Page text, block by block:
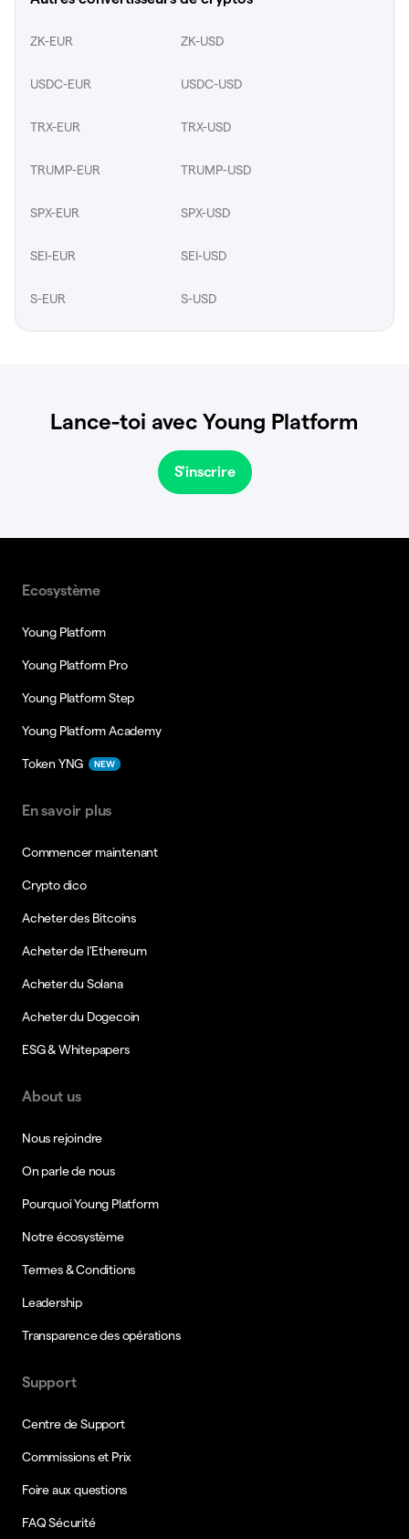
ZK-EUR ZK-USD
USDC-EUR USDC-USD
TRX-EUR TRX-USD
TRUMP-EUR TRUMP-USD
SPX-EUR SPX-USD
SEI-EUR SEI-USD
S-EUR S-USD
Lance-toi avec Young Platform
S'inscrire
Ecosystème
Young Platform
Young Platform Pro
Young Platform Step
Young Platform Academy
Token YNG NEW
En savoir plus
Commencer maintenant
Crypto dico
Acheter des Bitcoins
Acheter de l’Ethereum
Acheter du Solana
Acheter du Dogecoin
ESG & Whitepapers
About us
Nous rejoindre
On parle de nous
Pourquoi Young Platform
Notre écosystème
Termes & Conditions
Leadership
Transparence des opérations
Support
Centre de Support
Commissions et Prix
Foire aux questions
FAQ Sécurité